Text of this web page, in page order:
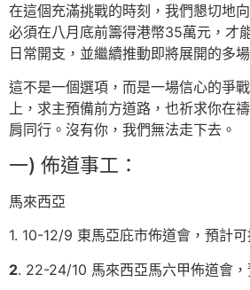
在這個充滿挑戰的時刻，我們懇切地
必須在八月底前籌得港幣35萬元，才
日常開支，並繼續推動即將展開的多
這不是一個選項，而是一場信心的爭
上，求主預備前方道路，也祈求你在
肩同行。沒有你，我們無法走下去。
一) 佈道事工：
馬來西亞
1. 10-12/9 東馬亞庇市佈道會，預計
2. ⁠22-24/10 馬來西亞馬六甲佈道會